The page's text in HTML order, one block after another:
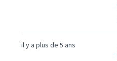
il y a plus de 5 ans